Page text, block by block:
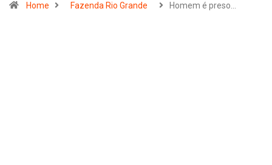
Home Fazenda Rio Grande Homem é preso…